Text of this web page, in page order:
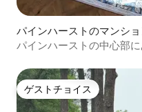
パインハーストのマンシ
パインハーストの中心部
ゲストチョイス
ゲストチョイス